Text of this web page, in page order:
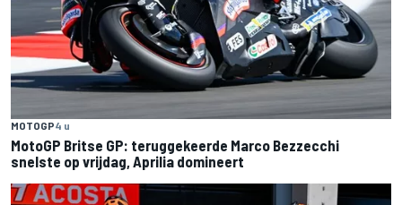
MOTOGP4 u
MotoGP Britse GP: teruggekeerde Marco Bezzecchi
snelste op vrijdag, Aprilia domineert